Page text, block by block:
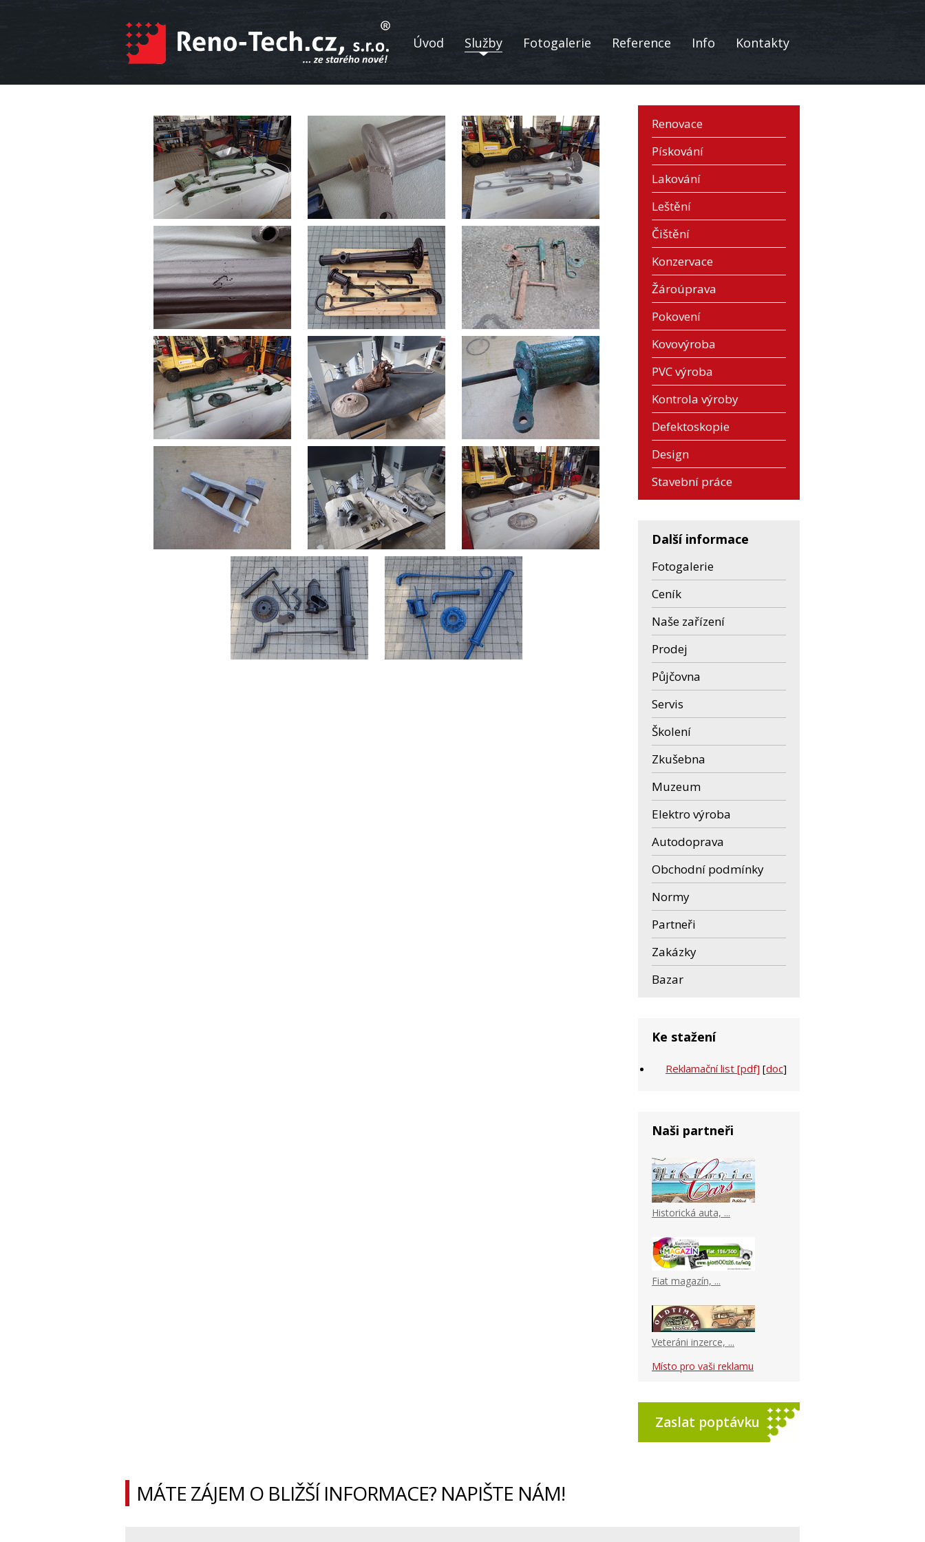
Úvod Služby Fotogalerie Reference Info Kontakty
Renovace
Pískování
Lakování
Leštění
Čištění
Konzervace
Žároúprava
Pokovení
Kovovýroba
PVC výroba
Kontrola výroby
Defektoskopie
Design
Stavební práce
Další informace
Fotogalerie
Ceník
Naše zařízení
Prodej
Půjčovna
Servis
Školení
Zkušebna
Muzeum
Elektro výroba
Autodoprava
Obchodní podmínky
Normy
Partneři
Zakázky
Bazar
Ke stažení
Reklamační list [pdf] [doc]
Naši partneři
Historická auta, ...
Fiat magazín, ...
Veteráni inzerce, ...
Místo pro vaši reklamu
Zaslat poptávku
MÁTE ZÁJEM O BLIŽŠÍ INFORMACE? NAPIŠTE NÁM!